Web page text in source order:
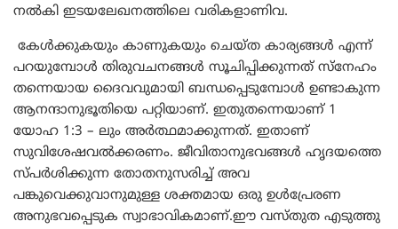
നൽകി ഇടയലേഖനത്തിലെ വരികളാണിവ.
കേൾക്കുകയും കാണുകയും ചെയ്ത കാര്യങ്ങൾ എന്ന്
പറയുമ്പോൾ തിരുവചനങ്ങൾ സൂചിപ്പിക്കുന്നത് സ്നേഹം
തന്നെയായ ദൈവവുമായി ബന്ധപ്പെടുമ്പോൾ ഉണ്ടാകുന്ന
ആനന്ദാനുഭൂതിയെ പറ്റിയാണ്. ഇതുതന്നെയാണ് 1
യോഹ 1:3 – ലും അർത്ഥമാക്കുന്നത്. ഇതാണ്
സുവിശേഷവൽക്കരണം. ജീവിതാനുഭവങ്ങൾ ഹൃദയത്തെ
സ്പർശിക്കുന്ന തോതനുസരിച്ച് അവ
പങ്കുവെക്കുവാനുമുള്ള ശക്തമായ ഒരു ഉൾപ്രേരണ
അനുഭവപ്പെടുക സ്വാഭാവികമാണ്.ഈ വസ്തുത എടുത്തു